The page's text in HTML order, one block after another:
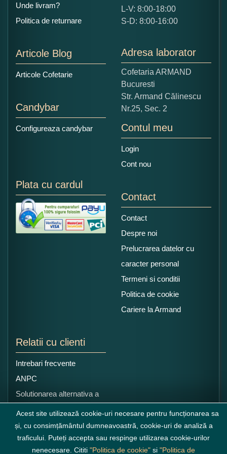
Ce nota acordati acestui produs?
5
Copiati alaturi numarul din imagine:
Unde livram?
Politica de returnare
Articole Blog
Articole Cofetarie
Candybar
Configureaza candybar
L-V: 8:00-18:00
S-D: 8:00-16:00
Adresa laborator
Cofetaria ARMAND
Bucuresti
Str. Armand Călinescu
Nr.25, Sec. 2
Contul meu
Login
Cont nou
Plata cu cardul
Contact
Contact
Despre noi
Prelucrarea datelor cu
caracter personal
Termeni si conditii
Politica de cookie
Cariere la Armand
Relatii cu clienti
Intrebari frecvente
ANPC
Solutionarea alternativa a
litigiilor
Acest site utilizează cookie-uri necesare pentru funcționarea sa
și, cu consimțământul dumneavoastră, cookie-uri de analiză a
traficului. Puteți accepta sau respinge utilizarea cookie-urilor
nenecesare. Cititi "Politica de cookie" si "Politica de